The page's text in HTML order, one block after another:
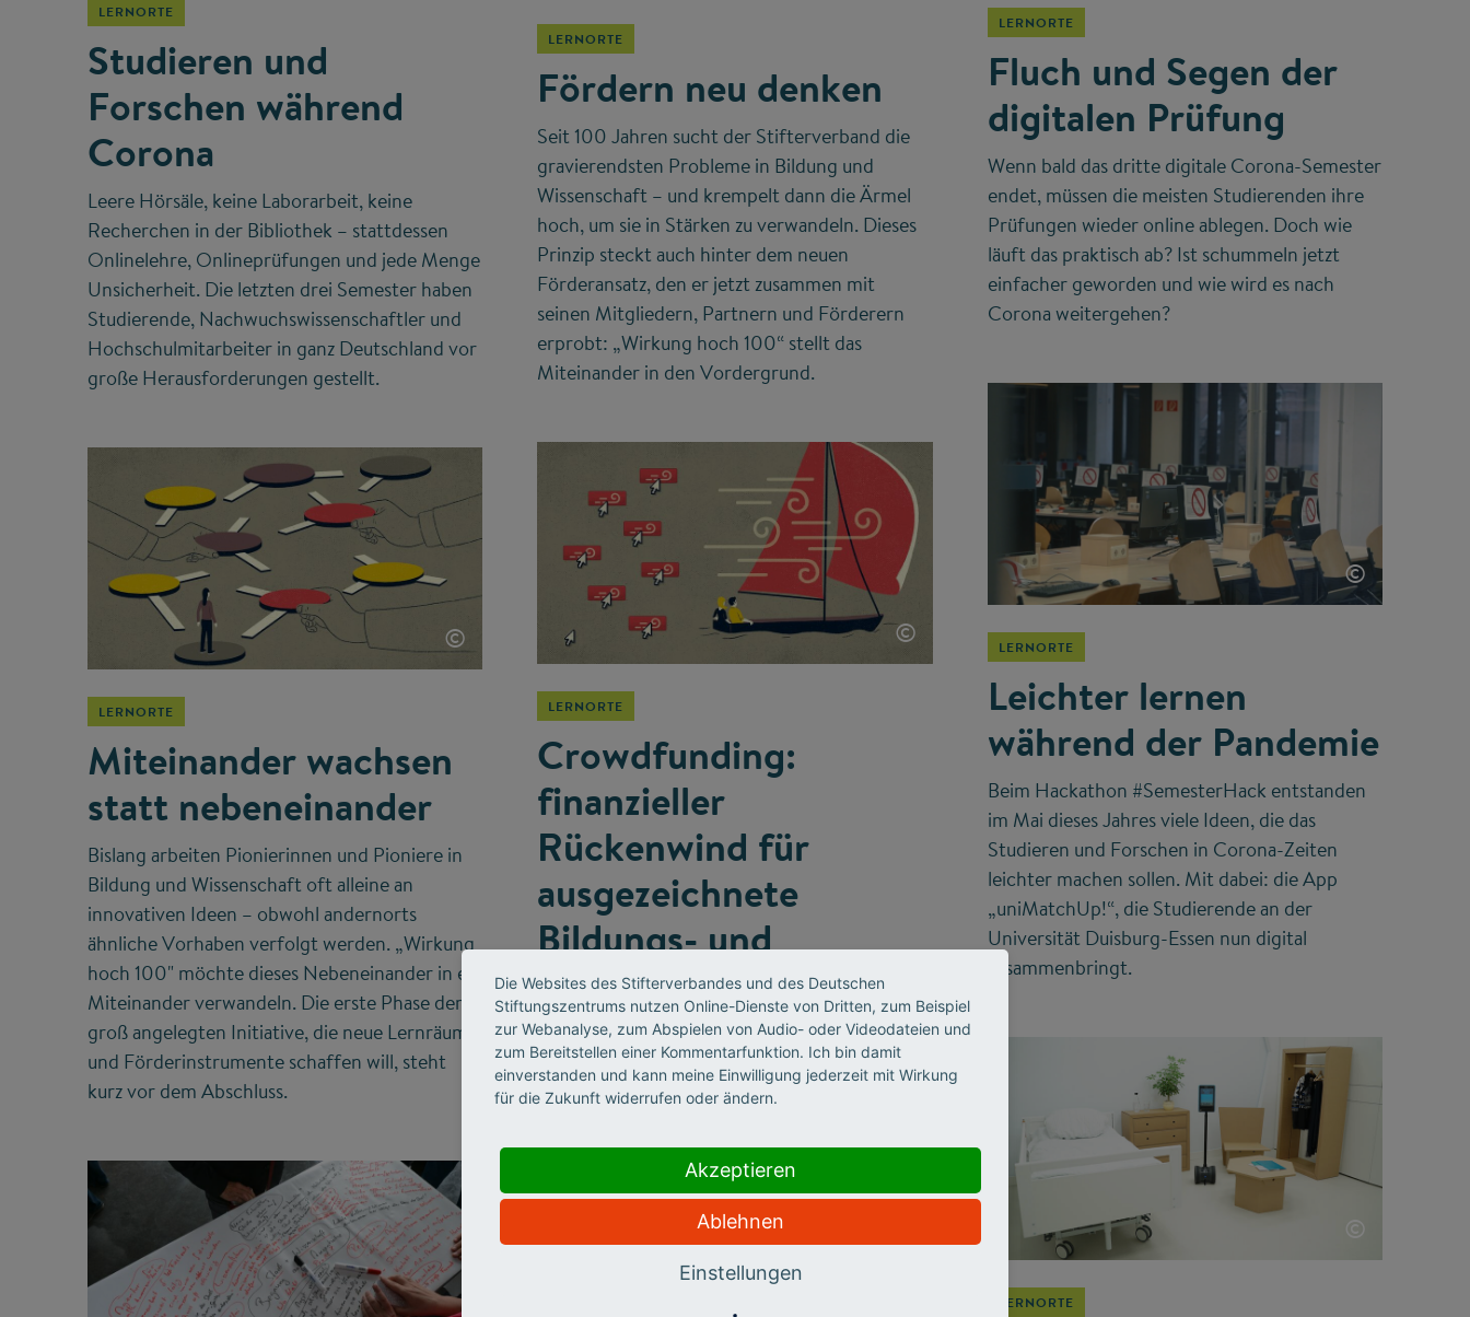
LERNORTE
Studieren und
Forschen während
Corona
Leere Hörsäle, keine Laborarbeit, keine
Recherchen in der Bibliothek – stattdessen
Onlinelehre, Onlineprüfungen und jede Menge
Unsicherheit. Die letzten drei Semester haben
Studierende, Nachwuchswissenschaftler und
Hochschulmitarbeiter in ganz Deutschland vor
große Herausforderungen gestellt.
LERNORTE
Fördern neu denken
Seit 100 Jahren sucht der Stifterverband die
gravierendsten Probleme in Bildung und
Wissenschaft – und krempelt dann die Ärmel
hoch, um sie in Stärken zu verwandeln. Dieses
Prinzip steckt auch hinter dem neuen
Förderansatz, den er jetzt zusammen mit
seinen Mitgliedern, Partnern und Förderern
erprobt: „Wirkung hoch 100“ stellt das
Miteinander in den Vordergrund.
LERNORTE
Fluch und Segen der
digitalen Prüfung
Wenn bald das dritte digitale Corona-Semester
endet, müssen die meisten Studierenden ihre
Prüfungen wieder online ablegen. Doch wie
läuft das praktisch ab? Ist schummeln jetzt
einfacher geworden und wie wird es nach
Corona weitergehen?
©
LERNORTE
Miteinander wachsen
statt nebeneinander
Bislang arbeiten Pionierinnen und Pioniere in
Bildung und Wissenschaft oft alleine an
innovativen Ideen – obwohl andernorts
ähnliche Vorhaben verfolgt werden. „Wirkung
hoch 100" möchte dieses Nebeneinander in ein
Miteinander verwandeln. Die erste Phase der
groß angelegten Initiative, die neue Lernräume
und Förderinstrumente schaffen will, steht
kurz vor dem Abschluss.
©
LERNORTE
Crowdfunding:
finanzieller
Rückenwind für
ausgezeichnete
Bildungs- und
Forschungsprojekte
Neuen Ideen und Ansätzen zum Durchbruch
verhelfen – das ist das Ziel der Stifterverbands-
Kampagne „Wirkung hoch 100“. Dabei werden
wie Crowdfunding ausprobiert.
©
LERNORTE
Leichter lernen
während der Pandemie
Beim Hackathon #SemesterHack entstanden
im Mai dieses Jahres viele Ideen, die das
Studieren und Forschen in Corona-Zeiten
leichter machen sollen. Mit dabei: die App
„uniMatchUp!“, die Studierende an der
Universität Duisburg-Essen nun digital
zusammenbringt.
©
LERNORTE
Die Websites des Stifterverbandes und des Deutschen
Stiftungszentrums nutzen Online-Dienste von Dritten, zum Beispiel
zur Webanalyse, zum Abspielen von Audio- oder Videodateien und
zum Bereitstellen einer Kommentarfunktion. Ich bin damit
einverstanden und kann meine Einwilligung jederzeit mit Wirkung
für die Zukunft widerrufen oder ändern.
Akzeptieren
Ablehnen
Einstellungen